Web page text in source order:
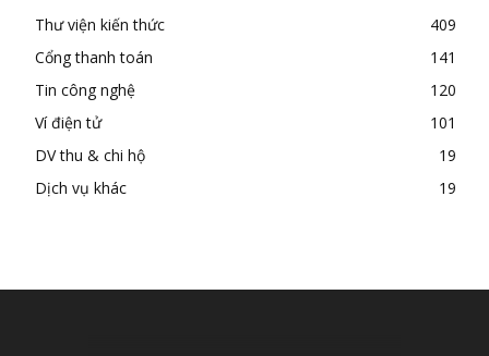
Thư viện kiến thức
409
Cổng thanh toán
141
Tin công nghệ
120
Ví điện tử
101
DV thu & chi hộ
19
Dịch vụ khác
19